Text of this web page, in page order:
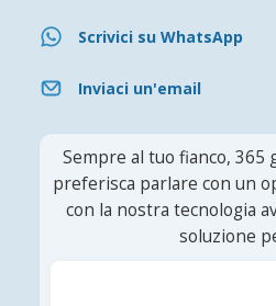
Scrivici su WhatsApp
Inviaci un'email
Sempre al tuo fianco, 365
preferisca parlare con un
con la nostra tecnologia
soluzione